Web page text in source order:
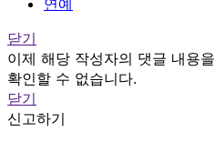
닫기
이제 해당 작성자의 댓글 내용을
확인할 수 없습니다.
닫기
신고하기